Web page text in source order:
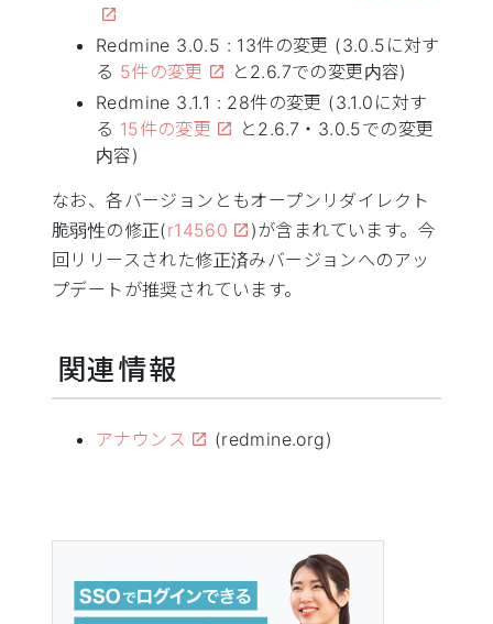
Redmine 3.0.5 : 13件の変更 (3.0.5に対す
る 5件の変更
と2.6.7での変更内容)
Redmine 3.1.1 : 28件の変更 (3.1.0に対す
る 15件の変更
と2.6.7・3.0.5での変更
内容)
なお、各バージョンともオープンリダイレクト
脆弱性の修正(r14560
)が含まれています。今
回リリースされた修正済みバージョンへのアッ
プデートが推奨されています。
関連情報
アナウンス (redmine.org)